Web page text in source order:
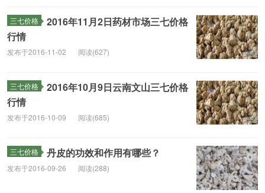
三七价格
2016年11月2日药材市场三七价格
行情
发布于2016-11-02 阅读(627)
三七价格
2016年10月9日云南文山三七价格
行情
发布于2016-10-09 阅读(685)
三七价格 丹皮的功效和作用有哪些？
发布于2016-09-26 阅读(288)